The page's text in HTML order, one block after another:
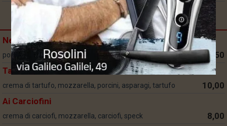
Pizze Speciali E Novità
Nero di Seppia
pomodoro, mozzarella, nero di seppia, seppia*
10,50
Tartufosa
crema di tartufo, mozzarella, porcini, asparagi, tartufo
10,00
Ai Carciofini
crema di carciofi, mozzarella, carciofi, speck
8,00